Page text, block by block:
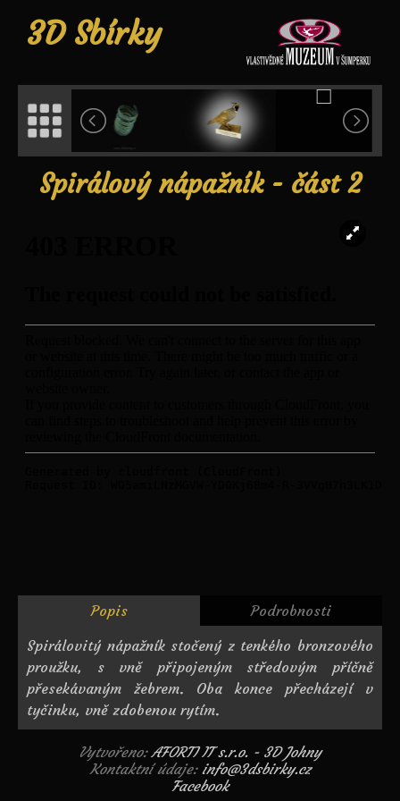
3D Sbírky
Spirálový nápažník - část 2
Popis
Podrobnosti
Spirálovitý nápažník stočený z tenkého bronzového
proužku, s vně připojeným středovým příčně
přesekávaným žebrem. Oba konce přecházejí v
tyčinku, vně zdobenou rytím.
Vytvořeno:AFORTI IT s.r.o. - 3D Johny
Kontaktní údaje: info@3dsbirky.cz
Facebook